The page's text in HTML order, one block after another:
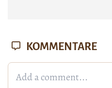
KOMMENTARE